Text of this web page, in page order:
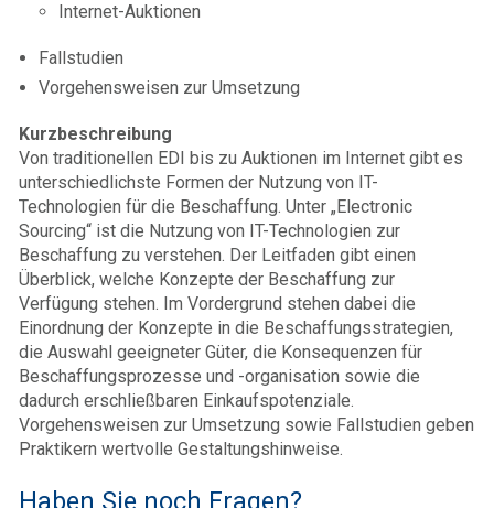
Internet-Auktionen
Fallstudien
Vorgehensweisen zur Umsetzung
Kurzbeschreibung
Von traditionellen EDI bis zu Auktionen im Internet gibt es
unterschiedlichste Formen der Nutzung von IT-
Technologien für die Beschaffung. Unter „Electronic
Sourcing“ ist die Nutzung von IT-Technologien zur
Beschaffung zu verstehen. Der Leitfaden gibt einen
Überblick, welche Konzepte der Beschaffung zur
Verfügung stehen. Im Vordergrund stehen dabei die
Einordnung der Konzepte in die Beschaffungsstrategien,
die Auswahl geeigneter Güter, die Konsequenzen für
Beschaffungsprozesse und -organisation sowie die
dadurch erschließbaren Einkaufspotenziale.
Vorgehensweisen zur Umsetzung sowie Fallstudien geben
Praktikern wertvolle Gestaltungshinweise.
Haben Sie noch Fragen?